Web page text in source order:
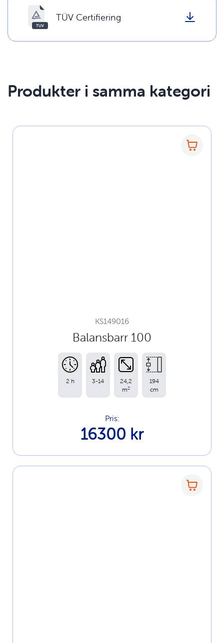
TÜV Certifiering
Produkter i samma kategori
KS149016
Balansbarr 100
2 h 3-14
24,2
m2
194
cm
Pris:
16300 kr